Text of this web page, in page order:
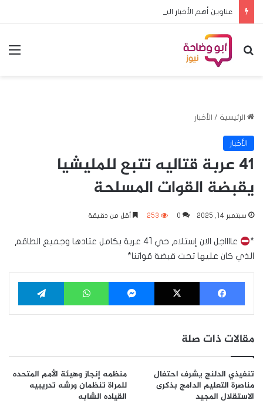
عناوين أهم الأخبار اليوم الأحد ٩ اغسطس ٢٠٢٦م
بحث عن
الرئيسية / الأخبار
الأخبار
41 عربة قتاليه تتبع للمليشيا
يقبضة القوات المسلحة
سبتمبر 14, 2025 0
253 أقل من دقيقة
*
عااااجل الان إستلام حي 41 عربة بكامل عتادها وجميع الطاقم
الذي كان عليها تحت قبضة قواتنا*
فيسبوك ‫X ماسنجر واتساب
مقالات ذات صلة
تنفيذي الدلنج يشرف احتفال
مناصرة التعليم الدامج بذكرى
الاستقلال المجيد
منظمه إنجاز وهيئة الأمم المتحده
للمراة تنظمان ورشه تدريبيه
القياده الشابه